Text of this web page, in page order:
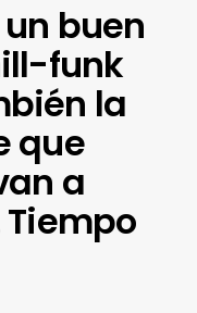
buen
funk
la
que
a